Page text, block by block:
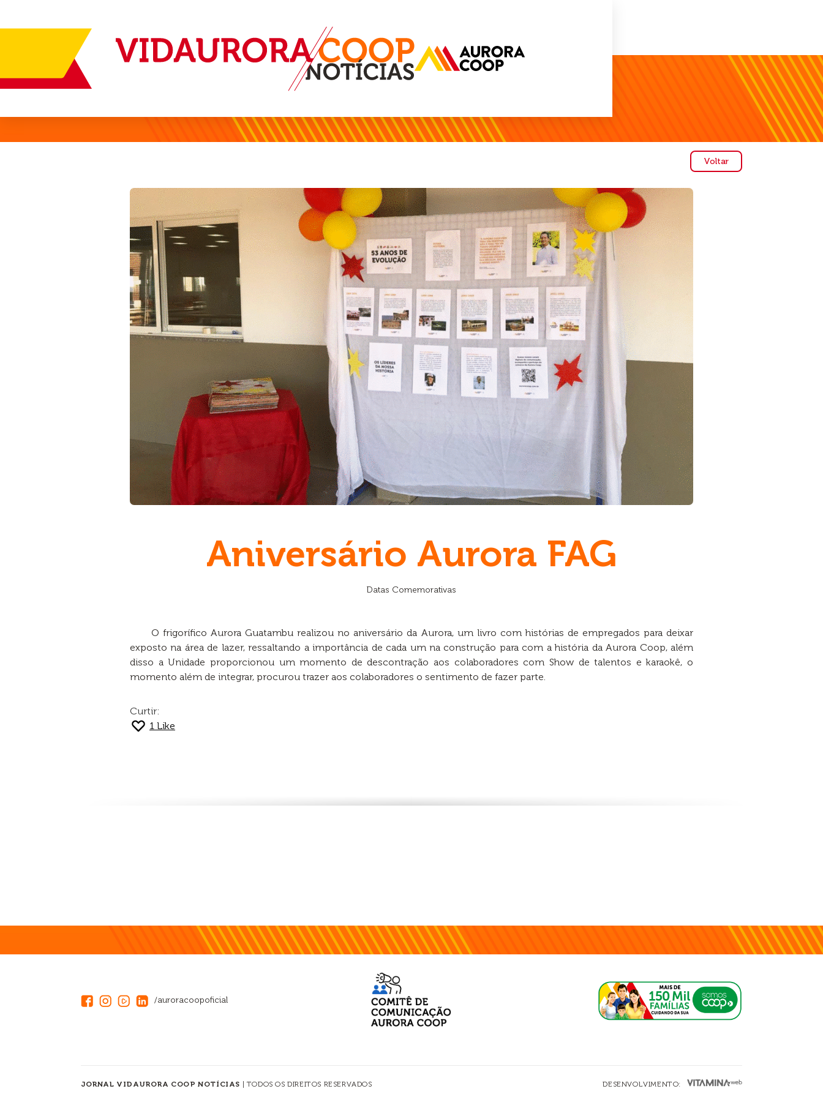
Voltar
Aniversário Aurora FAG
Datas Comemorativas
O frigorífico Aurora Guatambu realizou no aniversário da Aurora, um livro com histórias de empregados para deixar
exposto na área de lazer, ressaltando a importância de cada um na construção para com a história da Aurora Coop, além
disso a Unidade proporcionou um momento de descontração aos colaboradores com Show de talentos e karaokê, o
momento além de integrar, procurou trazer aos colaboradores o sentimento de fazer parte.
Curtir:
1 Like
/auroracoopoficial
JORNAL VIDAURORA COOP NOTÍCIAS | TODOS OS DIREITOS RESERVADOS DESENVOLVIMENTO: